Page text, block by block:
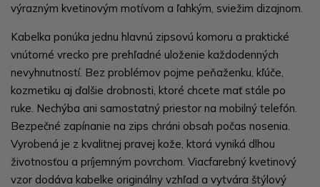
výrazným kvetinovým motívom a ľahkým, sviežim dizajnom.
Kabelka ponúka jednu hlavnú zipsovú komoru a praktické
vnútorné vrecko pre prehľadné uloženie každodenných
nevyhnutností. Bez problémov pojme peňaženku, kľúče,
kozmetiku aj ďalšie drobnosti, ktoré chcete mať stále po
ruke. Nechýba ani samostatný priestor na mobilný telefón.
Bezpečné zapínanie na zips chráni obsah počas nosenia.
Vyrobená je z kvalitnej pravej kože, ktorá vyniká dlhou
životnosťou a príjemným povrchom. Viacfarebný kvetinový
vzor dodáva kabelke originálny vzhľad a vytvára štýlový